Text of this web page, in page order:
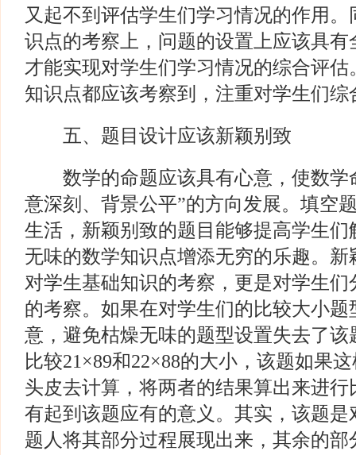
又起不到评估学生们学习情况的作用
识点的考察上，问题的设置上应该具
才能实现对学生们学习情况的综合评
知识点都应该考察到，注重对学生们
五、题目设计应该新颖别致
数学的命题应该具有心意，使数学
意深刻、背景公平”的方向发展。填空
生活，新颖别致的题目能够提高学生
无味的数学知识点增添无穷的乐趣。
对学生基础知识的考察，更是对学生
的考察。如果在对学生们的比较大小
意，避免枯燥无味的题型设置失去了
比较21×89和22×88的大小，该题如果
头皮去计算，将两者的结果算出来进
有起到该题应有的意义。其实，该题
题人将其部分过程展现出来，其余的